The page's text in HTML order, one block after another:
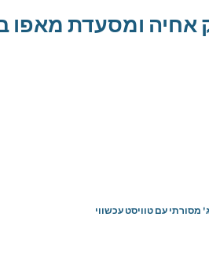
ומסעדת מאפו
מסורתי עם טוויסט עכשווי